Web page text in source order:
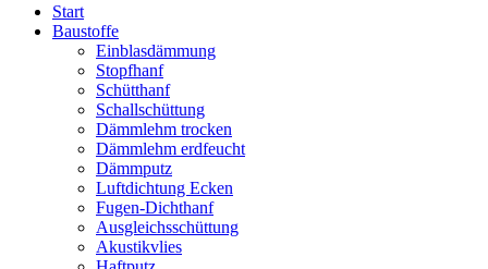
Start
Baustoffe
Einblasdämmung
Stopfhanf
Schütthanf
Schallschüttung
Dämmlehm trocken
Dämmlehm erdfeucht
Dämmputz
Luftdichtung Ecken
Fugen-Dichthanf
Ausgleichsschüttung
Akustikvlies